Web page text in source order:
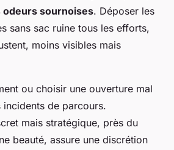
sournoises. Déposer les
sans sac ruine tous les efforts,
moins visibles mais
ou choisir une ouverture mal
de parcours.
mais stratégique, près du
beauté, assure une discrétion